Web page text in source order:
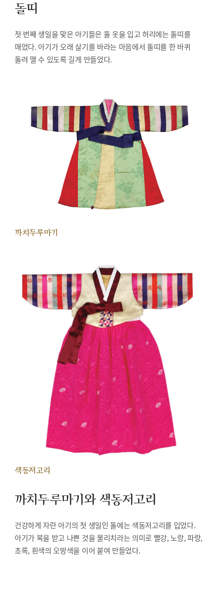
돌띠
첫 번째 생일을 맞은 아기들은 돌 옷을 입고 허리에는 돌띠를
매었다. 아기가 오래 살기를 바라는 마음에서 돌띠를 한 바퀴
돌려 맬 수 있도록 길게 만들었다.
까치두루마기
색동저고리
까치두루마기와 색동저고리
건강하게 자란 아기의 첫 생일인 돌에는 색동저고리를 입었다.
아기가 복을 받고 나쁜 것을 물리치라는 의미로 빨강, 노랑, 파랑,
초록, 흰색의 오방색을 이어 붙여 만들었다.